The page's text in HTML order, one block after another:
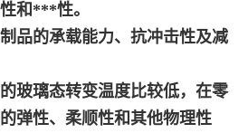
和***性。
品的承载能力、抗冲击性及减
玻璃态转变温度比较低，在零
的弹性、柔顺性和其他物理性